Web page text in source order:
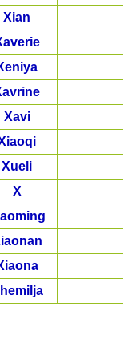
Xian
Xavi
Xueli
X